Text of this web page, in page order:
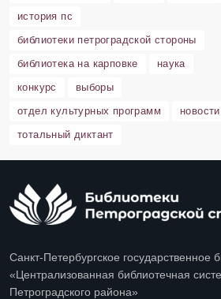
история пс
библиотеки петроградской стороны
библиотека на карповке
наука
конкурс
выборы
отдел культурных программ
новости
тотальный диктант
Санкт-Петербургское государственное
«Централизованная библиотечная
Петроградского района»